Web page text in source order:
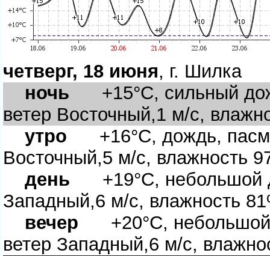
четверг, 18 июня, г. Шилка
ночь +15°C, сильный
етер Восточный,1 м/с,
утро +16°C, дождь,
осточный,5 м/с, влажность
день +19°C, небольшой
Западный,6 м/с, влажность
ечер +20°C, небольшой
етер Западный,6 м/с,